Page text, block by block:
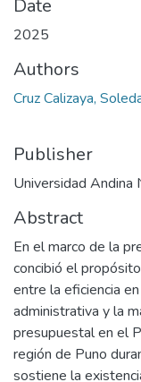
Date
2025
Authors
Cruz Calizaya,
Publisher
Universidad Andina
Abstract
En el marco de la
concibió el
entre la eficiencia
administrativa y la
presupuestal en el
región de Puno
sostiene la